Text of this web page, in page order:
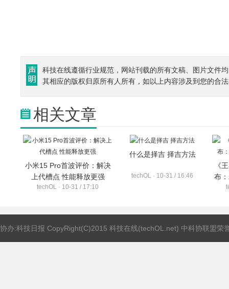
科技在线遵循行业规范，网站刊载的所有文稿、图片文件
其相应的版权归原所有人所有，如以上内容涉及到您的合
相关文章
小米15 Pro首波评价：解决
上代槽点 性能释放更强
techOL · 10-31 / 17:10
什么是择吉 择吉方法
techOL · 10-31 / 16:46
《
布
协办:科技日报 CopyRight(C)2015 科技在线(techOL.net) 中科协联盟荣